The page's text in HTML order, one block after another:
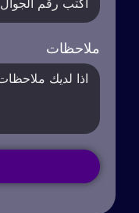
ملاحظات